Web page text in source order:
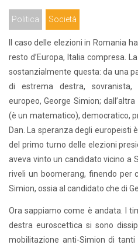
Politica Società
Il caso delle elezioni in Romania
resto d’Europa, Italia compresa.
sostanzialmente questa: da una
di estrema destra,
europeo, George Simion;
(è un matematico), democratico,
Dan. La speranza degli europeisti
del primo turno delle elezioni
aveva vinto un candidato vicino a
riveli un boomerang, finendo per
Simion, ossia al candidato che di
Ora sappiamo come è andata. I
destra euroscettica si sono
mobilitazione anti-Simion di